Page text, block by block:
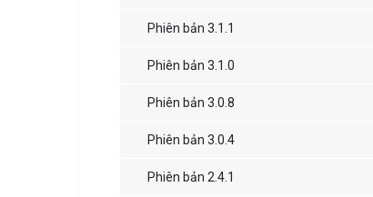
Phiên bản 3.1.1
Phiên bản 3.1.0
Phiên bản 3.0.8
Phiên bản 3.0.4
Phiên bản 2.4.1